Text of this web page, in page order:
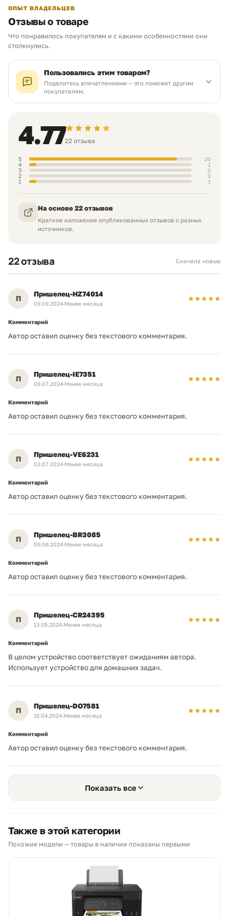
и браке выбранного товара
Neoprint_ykt@mail.ru
ОПЫТ ВЛАДЕЛЬЦЕВ
Отзывы о товаре
Что понравилось покупателям и с какими особенностями они
столкнулись.
Пользовались этим товаром?
Поделитесь впечатлениями — это поможет другим
покупателям.
4.7722 отзыва
5 20
4 1
3 0
2 0
1 1
На основе 22 отзывов
Краткое изложение опубликованных отзывов с разных
источников.
22 отзыва Сначала новые
П Пришелец-HZ74014
09.09.2024·Менее месяца
Комментарий
Автор оставил оценку без текстового комментария.
П Пришелец-IE7351
09.07.2024·Менее месяца
Комментарий
Автор оставил оценку без текстового комментария.
П Пришелец-VE6231
03.07.2024·Менее месяца
Комментарий
Автор оставил оценку без текстового комментария.
П Пришелец-BR3085
09.06.2024·Менее месяца
Комментарий
Автор оставил оценку без текстового комментария.
П Пришелец-CR24395
13.05.2024·Менее месяца
Комментарий
В целом устройство соответствует ожиданиям автора.
Использует устройство для домашних задач.
П Пришелец-DO7581
15.04.2024·Менее месяца
Комментарий
Автор оставил оценку без текстового комментария.
Показать все
Также в этой категории
Похожие модели — товары в наличии показаны первыми